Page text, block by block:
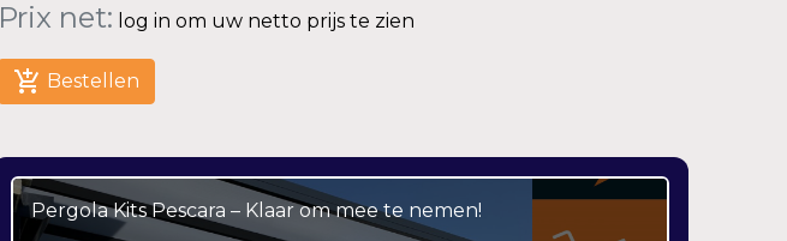
Prix net: log in om uw netto prijs te zien
add_shopping_cart Bestellen
Pergola Kits Pescara – Klaar om mee te nemen!